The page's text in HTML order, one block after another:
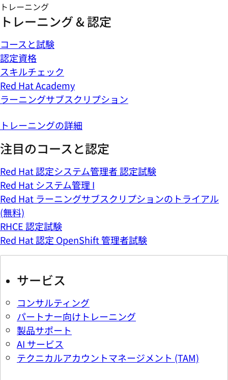
トレーニング
トレーニング & 認定
コースと試験
認定資格
スキルチェック
Red Hat Academy
ラーニングサブスクリプション
トレーニングの詳細
注目のコースと認定
Red Hat 認定システム管理者 認定試験
Red Hat システム管理 I
Red Hat ラーニングサブスクリプションのトライアル
(無料)
RHCE 認定試験
Red Hat 認定 OpenShift 管理者試験
サービス
コンサルティング
パートナー向けトレーニング
製品サポート
AI サービス
テクニカルアカウントマネージメント (TAM)